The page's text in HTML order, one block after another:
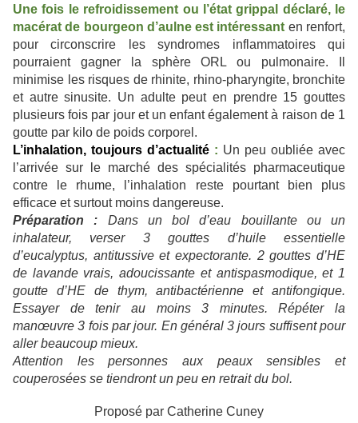
Une fois le refroidissement ou l’état grippal déclaré, le
macérat de bourgeon d’aulne est intéressant en renfort,
pour circonscrire les syndromes inflammatoires qui
pourraient gagner la sphère ORL ou pulmonaire. Il
minimise les risques de rhinite, rhino-pharyngite, bronchite
et autre sinusite. Un adulte peut en prendre 15 gouttes
plusieurs fois par jour et un enfant également à raison de 1
goutte par kilo de poids corporel.
L’inhalation, toujours d’actualité : Un peu oubliée avec
l’arrivée sur le marché des spécialités pharmaceutique
contre le rhume, l’inhalation reste pourtant bien plus
efficace et surtout moins dangereuse.
Préparation : Dans un bol d’eau bouillante ou un
inhalateur, verser 3 gouttes d’huile essentielle
d’eucalyptus, antitussive et expectorante. 2 gouttes d’HE
de lavande vrais, adoucissante et antispasmodique, et 1
goutte d’HE de thym, antibactérienne et antifongique.
Essayer de tenir au moins 3 minutes. Répéter la
manœuvre 3 fois par jour. En général 3 jours suffisent pour
aller beaucoup mieux.
Attention les personnes aux peaux sensibles et
couperosées se tiendront un peu en retrait du bol.
Proposé par Catherine Cuney